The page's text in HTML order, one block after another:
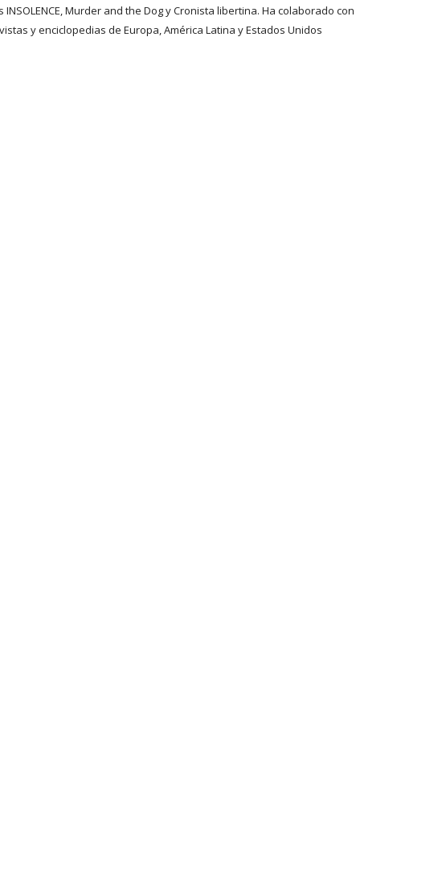
Murder and the Dog y Cronista libertina. Ha colaborado con
y enciclopedias de Europa, América Latina y Estados Unidos